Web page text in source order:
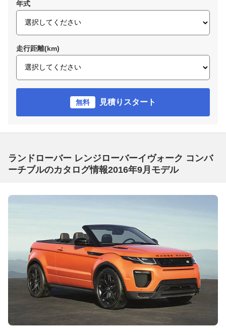
年式
走行距離(km)
無料 見積りスタート
ランドローバー レンジローバーイヴォーク コンバ
ーチブルのカタログ情報2016年9月モデル